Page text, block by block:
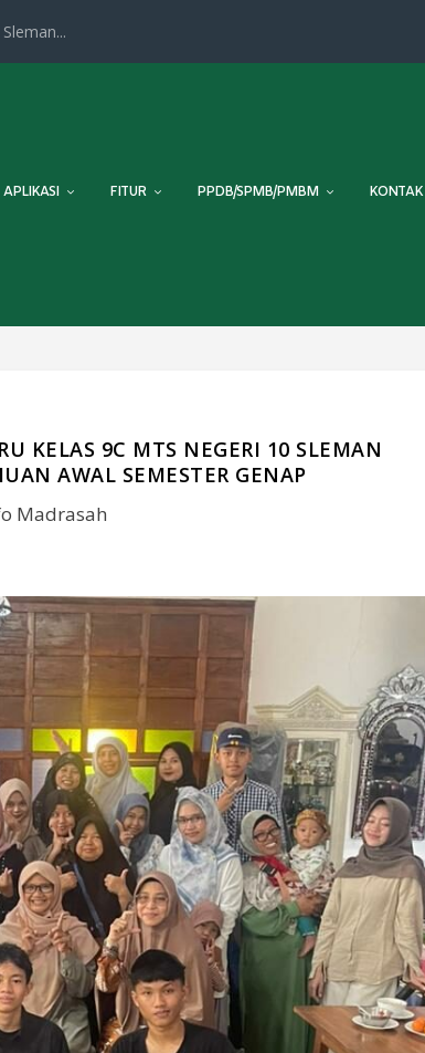
APLIKASI FITUR PPDB/SPMB/PMBM KONTAK
KELAS 9C MTS NEGERI 10 SLEMAN
AWAL SEMESTER GENAP
Madrasah